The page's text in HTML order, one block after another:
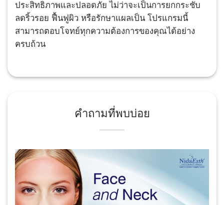
ประสิทธิภาพและปลอดภัย ไม่ว่าจะเป็นการยกกระชับ
ลดริ้วรอย ฟื้นฟูผิว หรือรักษาแผลเป็น โปรแกรมนี้
สามารถตอบโจทย์ทุกความต้องการของคุณได้อย่าง
ครบถ้วน
คำถามที่พบบ่อย